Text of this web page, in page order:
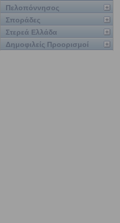
Πελοπόννησος
Σποράδες
Στερεά Ελλάδα
Δημοφιλείς Προορισμοί